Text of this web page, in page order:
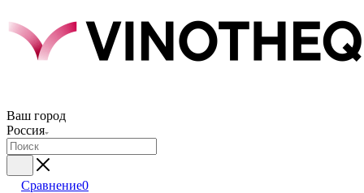
Ваш город
Россия
Сравнение0